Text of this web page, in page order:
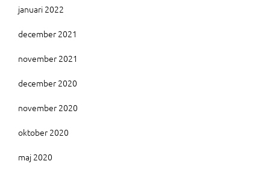
januari 2022
december 2021
november 2021
december 2020
november 2020
oktober 2020
maj 2020